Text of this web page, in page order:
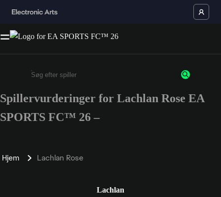
Enter a minimum of 3 characters or numbers
Spillervurderinger for Lachlan Rose EA
SPORTS FC™ 26 –
Hjem Lachlan Rose
Lachlan